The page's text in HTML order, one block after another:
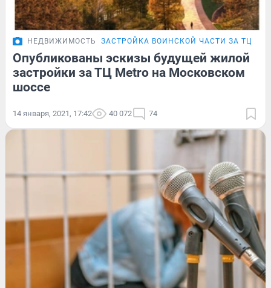
НЕДВИЖИМОСТЬ ЗАСТРОЙКА ВОИНСКОЙ ЧАСТИ ЗА ТЦ
Опубликованы эскизы будущей жилой
застройки за ТЦ Metro на Московском
шоссе
14 января, 2021, 17:42 40 072 74